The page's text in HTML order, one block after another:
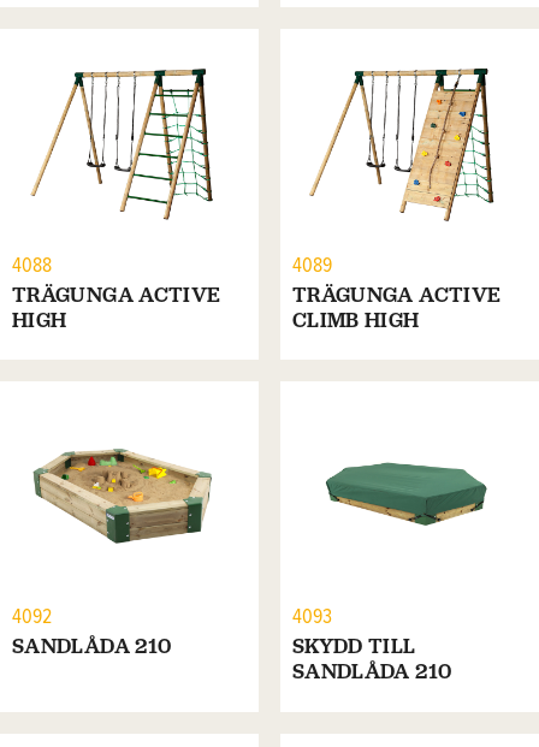
4088
TRÄGUNGA ACTIVE
HIGH
4089
TRÄGUNGA ACTIVE
CLIMB HIGH
4092
SANDLÅDA 210
4093
SKYDD TILL
SANDLÅDA 210